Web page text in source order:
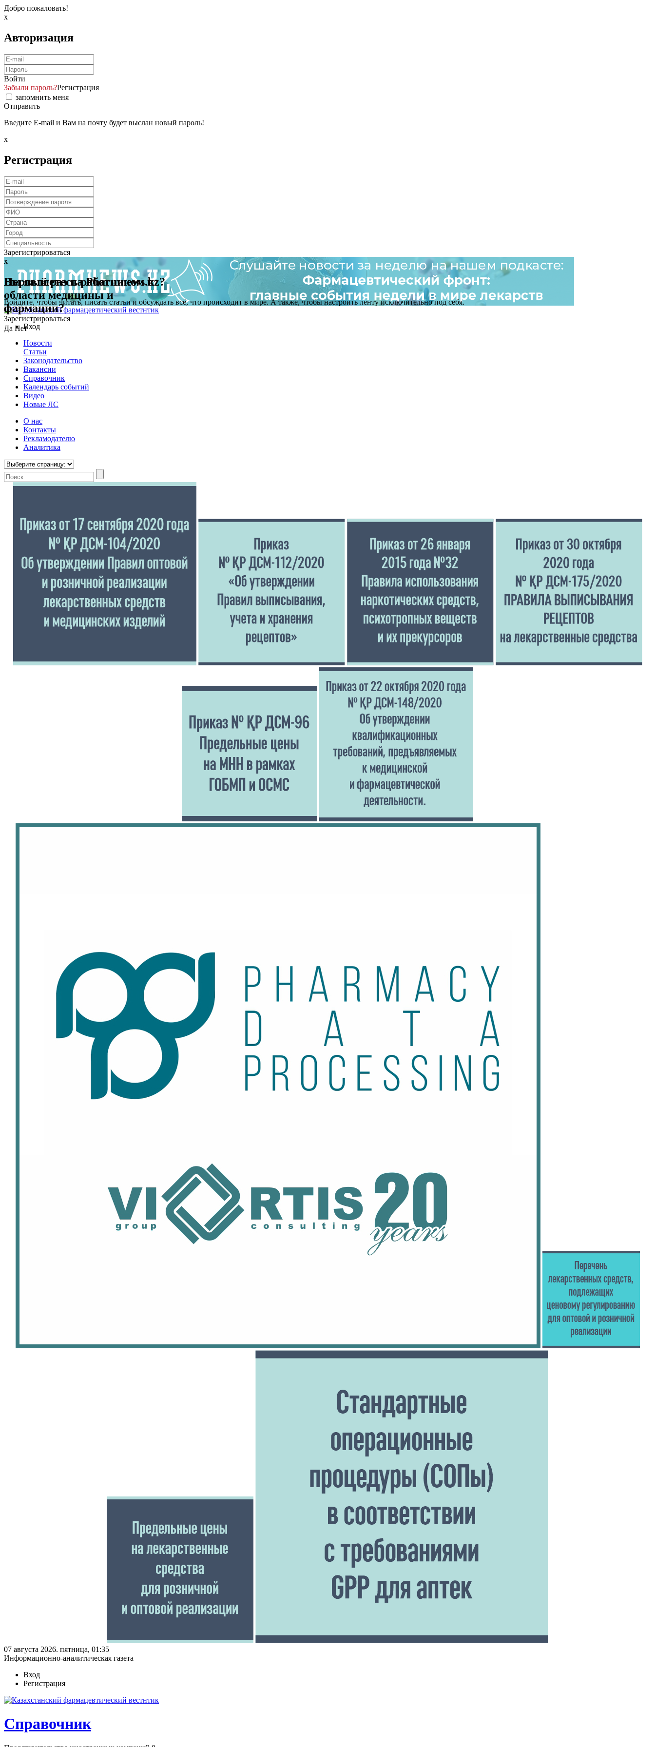
Добро пожаловать!
x
Авторизация
Войти
Забыли пароль?Регистрация
запомнить меня
Отправить
Введите E-mail и Вам на почту будет выслан новый пароль!
x
Регистрация
Зарегистрироваться
x
Первый раз на Pharmnews.kz?
Войдите, чтобы читать, писать статьи и обсуждать всё, что происходит в мире. А также, чтобы настроить ленту исключительно под себя.
Зарегистрироваться
x
Вы являетесь работником в
области медицины и
фармации?
Да НетВход
Новости
Статьи
Законодательство
Вакансии
Справочник
Календарь событий
Видео
Новые ЛС
О нас
Контакты
Рекламодателю
Аналитика
07 августа 2026. пятница, 01:35
Информационно-аналитическая газета
Вход
Регистрация
Справочник